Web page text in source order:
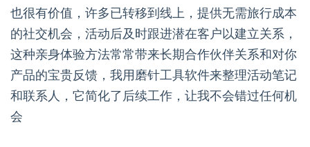
也很有价值，许多已转移到线上，提供无需旅行成本
的社交机会，活动后及时跟进潜在客户以建立关系，
这种亲身体验方法常常带来长期合作伙伴关系和对你
产品的宝贵反馈，我用磨针工具软件来整理活动笔记
和联系人，它简化了后续工作，让我不会错过任何机
会